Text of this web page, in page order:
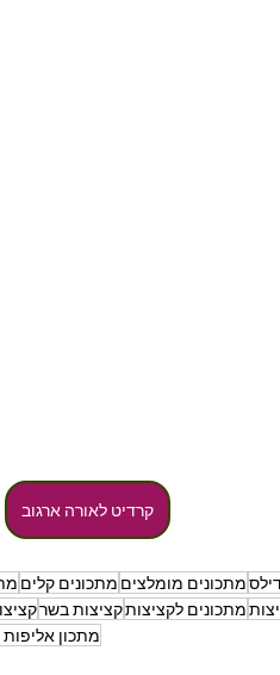
קרדיט לאורה ארגוב
מתכונים מומלצים מתכונים קלים
מתכונים לקציצותקציצות בשר
מתכון